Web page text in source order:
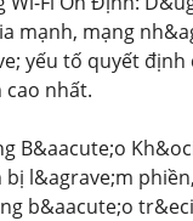
mạnh, mạng
yếu tố quyết
cao nhất.
B&aacute;o
l&agrave;m
b&aacute;o